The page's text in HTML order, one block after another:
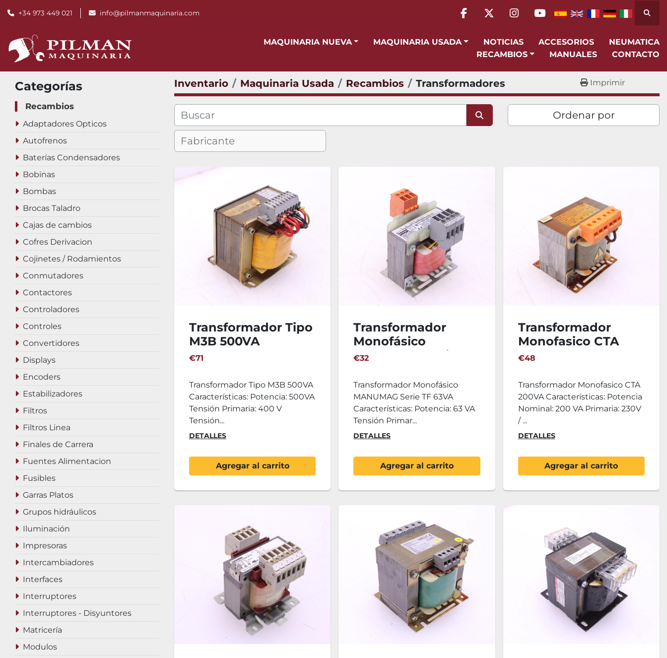
+34 973 449 021 info@pilmanmaquinaria.com
facebook
twitterinstagram
youtube
MAQUINARIA NUEVA MAQUINARIA USADA NOTICIAS ACCESORIOS
NEUMATICA
RECAMBIOS
MANUALES CONTACTO
Categorías
Recambios
Adaptadores Opticos
Autofrenos
Baterías Condensadores
Bobinas
Bombas
Brocas Taladro
Cajas de cambios
Cofres Derivacion
Cojinetes / Rodamientos
Conmutadores
Contactores
Controladores
Controles
Convertidores
Displays
Encoders
Estabilizadores
Filtros
Filtros Linea
Finales de Carrera
Fuentes Alimentacion
Fusibles
Garras Platos
Grupos hidráulicos
Iluminación
Impresoras
Intercambiadores
Interfaces
Interruptores
Interruptores - Disyuntores
Matricería
Modulos
Inventario Maquinaria Usada Recambios Transformadores Imprimir
Ordenar por
Transformador Tipo
M3B 500VA
€71
Transformador Tipo M3B 500VA
Características: Potencia: 500VA
Tensión Primaria: 400 V
Tensión...
DETALLES
Agregar al carrito
Transformador
Monofásico
MANUMAG Serie TF
€32
Transformador Monofásico
MANUMAG Serie TF 63VA
Características: Potencia: 63 VA
Tensión Primar...
DETALLES
Agregar al carrito
Transformador
Monofasico CTA
200VA
€48
Transformador Monofasico CTA
200VA Características: Potencia
Nominal: 200 VA Primaria: 230V
/ ...
DETALLES
Agregar al carrito